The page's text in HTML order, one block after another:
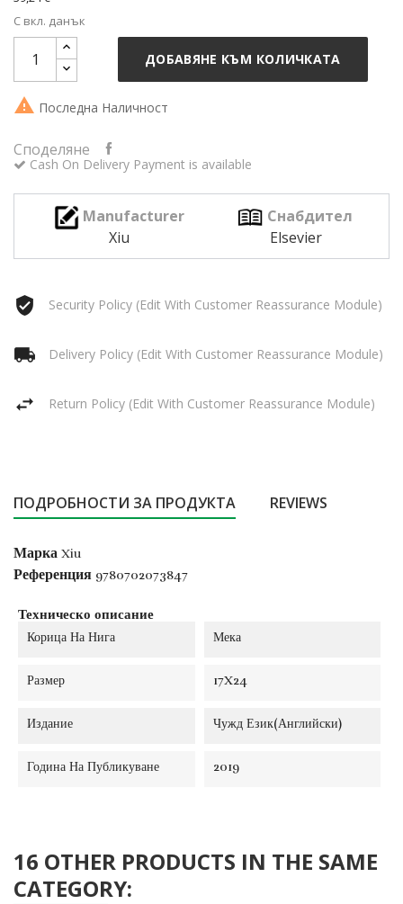
С вкл. данък
ДОБАВЯНЕ КЪМ КОЛИЧКАТА
 Последна Наличност
Споделяне
Cash On Delivery Payment is available
Manufacturer
Xiu
Снабдител
Elsevier
Security Policy (edit With Customer Reassurance Module)
Delivery Policy (edit With Customer Reassurance Module)
Return Policy (edit With Customer Reassurance Module)
ПОДРОБНОСТИ ЗА ПРОДУКТА REVIEWS
Марка Xiu
Референция 9780702073847
Техническо описание
Корица На Нига Мека
Размер 17X24
Издание Чужд Език(Английски)
Година На Публикуване 2019
16 OTHER PRODUCTS IN THE SAME
CATEGORY: